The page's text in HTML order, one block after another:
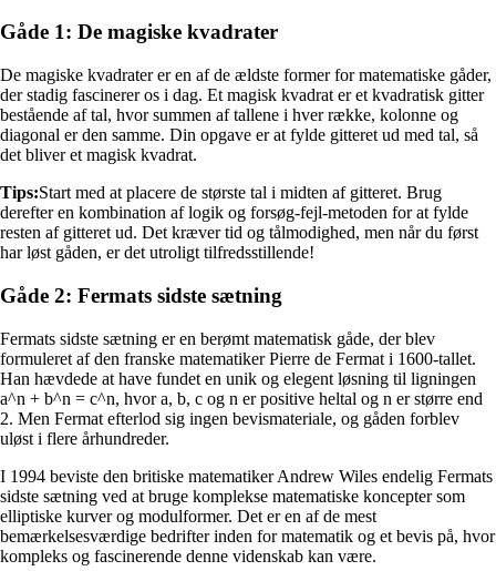
Gåde 1: De magiske kvadrater
De magiske kvadrater er en af de ældste former for matematiske gåder,
der stadig fascinerer os i dag. Et magisk kvadrat er et kvadratisk gitter
bestående af tal, hvor summen af tallene i hver række, kolonne og
diagonal er den samme. Din opgave er at fylde gitteret ud med tal, så
det bliver et magisk kvadrat.
Tips:Start med at placere de største tal i midten af gitteret. Brug
derefter en kombination af logik og forsøg-fejl-metoden for at fylde
resten af gitteret ud. Det kræver tid og tålmodighed, men når du først
har løst gåden, er det utroligt tilfredsstillende!
Gåde 2: Fermats sidste sætning
Fermats sidste sætning er en berømt matematisk gåde, der blev
formuleret af den franske matematiker Pierre de Fermat i 1600-tallet.
Han hævdede at have fundet en unik og elegent løsning til ligningen
a^n + b^n = c^n, hvor a, b, c og n er positive heltal og n er større end
2. Men Fermat efterlod sig ingen bevismateriale, og gåden forblev
uløst i flere århundreder.
I 1994 beviste den britiske matematiker Andrew Wiles endelig Fermats
sidste sætning ved at bruge komplekse matematiske koncepter som
elliptiske kurver og modulformer. Det er en af de mest
bemærkelsesværdige bedrifter inden for matematik og et bevis på, hvor
kompleks og fascinerende denne videnskab kan være.